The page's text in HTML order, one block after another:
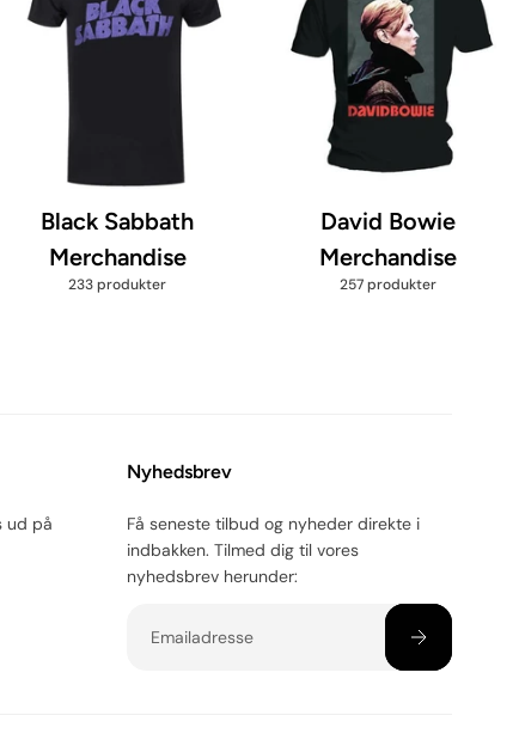
Black Sabbath
Merchandise
233 produkter
David Bowie
Merchandise
257 produkter
ud på
Nyhedsbrev
Få seneste tilbud og nyheder direkte i
indbakken. Tilmed dig til vores
nyhedsbrev herunder: